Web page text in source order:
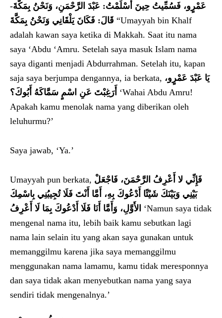
عَمْرٍو، فَسُمِّيتُ حِينَ أَسْلَمْتُ: عَبْدَ الرَّحْمَنِ، وَنَحْنُ بِمَكَّةَ-
قَالَ: فَكَانَ يَلْقَانِي وَنَحْنُ بِمَكَّةَ “Umayyah bin Khalf
adalah kawan saya ketika di Makkah. Saat itu nama
saya ‘Abdu ‘Amru. Setelah saya masuk Islam nama
saya diganti menjadi Abdurrahman. Setelah itu, kapan
saja saya berjumpa dengannya, ia berkata, يَا عَبْدَ عَمْرٍو،
أَرَغِبْتَ عَنِ اسْمٍ سَمَّاكَهُ أَبُوكَ؟ ‘Wahai Abdu Amru!
Apakah kamu menolak nama yang diberikan oleh
leluhurmu?’
Saya jawab, ‘Ya.’
Umayyah pun berkata, فَإِنِّي لا أَعْرِفُ الرَّحْمَنَ، فَاجْعَلْ
بَيْنِي وَبَيْنَكَ شَيْئًا أَدْعُوكَ بِهِ، أَمَّا أَنْتَ فَلَا تُجِيبُنِي بِاسْمِكَ
الأَوَّلِ، وَأَمَّا أَنَا فَلَا أَدْعُوكَ بِمَا لَا أَعْرِفُ ‘Namun saya tidak
mengenal nama itu, lebih baik kamu sebutkan lagi
nama lain selain itu yang akan saya gunakan untuk
memanggilmu karena jika saya memanggilmu
menggunakan nama lamamu, kamu tidak meresponnya
dan saya tidak akan menyebutkan nama yang saya
sendiri tidak mengenalnya.’